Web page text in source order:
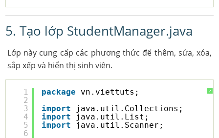
5. Tạo lớp StudentManager.java
Lớp này cung cấp các phương thức để thêm, sửa, xóa,
sắp xếp và hiển thị sinh viên.
?
1
2
3
4
5
6
package
vn.viettuts;
import
java.util.Collections;
import
java.util.List;
import
java.util.Scanner;